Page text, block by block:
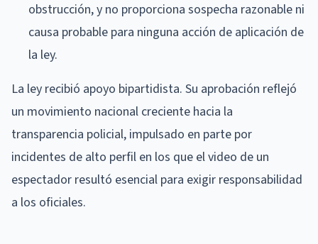
obstrucción, y no proporciona sospecha razonable ni
causa probable para ninguna acción de aplicación de
la ley.
La ley recibió apoyo bipartidista. Su aprobación reflejó
un movimiento nacional creciente hacia la
transparencia policial, impulsado en parte por
incidentes de alto perfil en los que el video de un
espectador resultó esencial para exigir responsabilidad
a los oficiales.